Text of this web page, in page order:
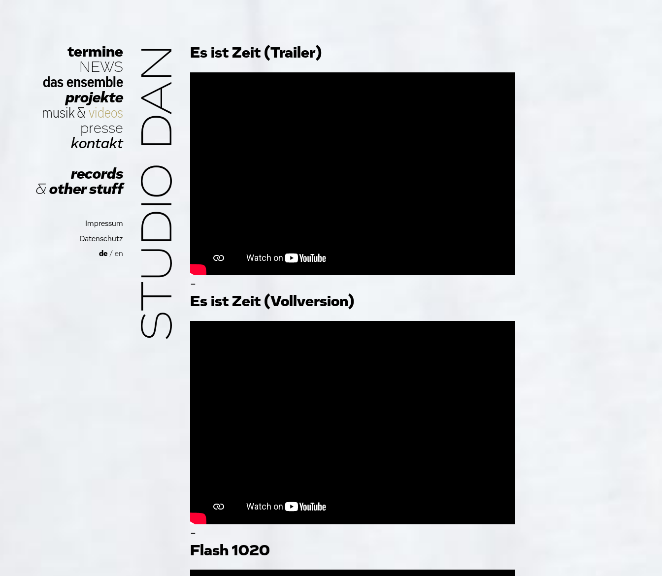
termine
NEWS
das ensemble
projekte
musik& videos
presse
kontakt
records
& other stuff
Impressum
Datenschutz
de/ en STUDIO DAN Es ist Zeit (Trailer)
-
Es ist Zeit (Vollversion)
-
Flash 1020